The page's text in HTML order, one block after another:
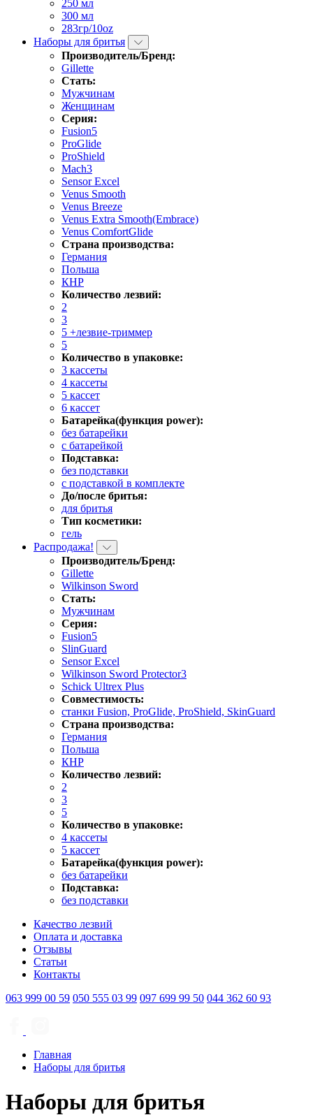
250 мл
300 мл
283гр/10oz
Наборы для бритья
Производитель/Бренд:
Gillette
Стать:
Мужчинам
Женщинам
Серия:
Fusion5
ProGlide
ProShield
Mach3
Sensor Excel
Venus Smooth
Venus Breeze
Venus Extra Smooth(Embrace)
Venus ComfortGlide
Страна производства:
Германия
Польша
КНР
Количество лезвий:
2
3
5 +лезвие-триммер
5
Количество в упаковке:
3 кассеты
4 кассеты
5 кассет
6 кассет
Батарейка(функция power):
без батарейки
с батарейкой
Подставка:
без подставки
с подставкой в комплекте
До/после бритья:
для бритья
Тип косметики:
гель
Распродажа!
Производитель/Бренд:
Gillette
Wilkinson Sword
Стать:
Мужчинам
Серия:
Fusion5
SlinGuard
Sensor Excel
Wilkinson Sword Protector3
Schick Ultrex Plus
Совместимость:
станки Fusion, ProGlide, ProShield, SkinGuard
Страна производства:
Германия
Польша
КНР
Количество лезвий:
2
3
5
Количество в упаковке:
4 кассеты
5 кассет
Батарейка(функция power):
без батарейки
Подставка:
без подставки
Качество лезвий
Оплата и доставка
Отзывы
Статьи
Контакты
063 999 00 59 050 555 03 99 097 699 99 50 044 362 60 93
Главная
Наборы для бритья
Наборы для бритья